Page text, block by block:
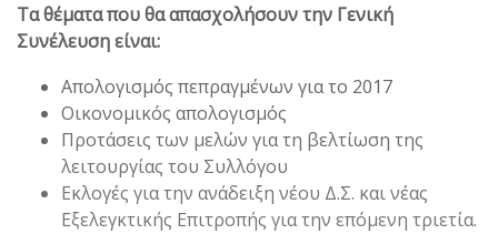
Τα θέματα που θα απασχολήσουν την Γενική
Συνέλευση είναι:
Απολογισμός πεπραγμένων για το 2017
Οικονομικός απολογισμός
Προτάσεις των μελών για τη βελτίωση της
λειτουργίας του Συλλόγου
Εκλογές για την ανάδειξη νέου Δ.Σ. και νέας
Εξελεγκτικής Επιτροπής για την επόμενη τριετία.